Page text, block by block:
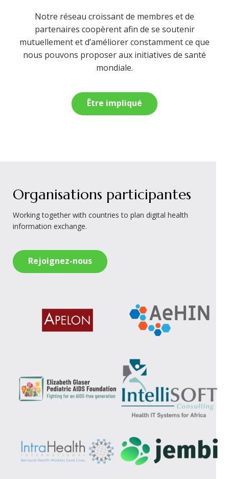
Notre réseau croissant de membres et de
partenaires coopèrent afin de se soutenir
mutuellement et d’améliorer constamment ce que
nous pouvons proposer aux initiatives de santé
mondiale.
Être impliqué
Organisations participantes
Working together with countries to plan digital health
information exchange.
Rejoignez-nous